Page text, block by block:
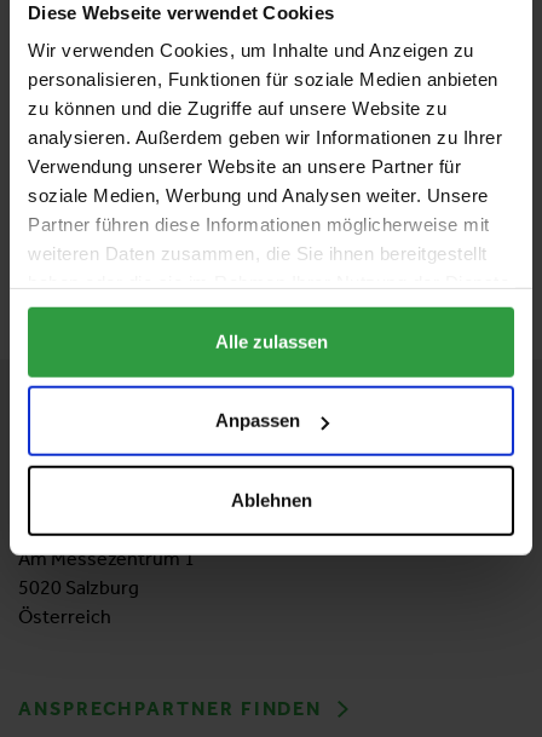
Diese Webseite verwendet Cookies
Wir verwenden Cookies, um Inhalte und Anzeigen zu
personalisieren, Funktionen für soziale Medien anbieten
zu können und die Zugriffe auf unsere Website zu
analysieren. Außerdem geben wir Informationen zu Ihrer
Verwendung unserer Website an unsere Partner für
soziale Medien, Werbung und Analysen weiter. Unsere
Partner führen diese Informationen möglicherweise mit
weiteren Daten zusammen, die Sie ihnen bereitgestellt
gesammelt haben.
Alle zulassen
Anpassen
Ablehnen
Bestes Wasser für perfekte Zubereitungsergebnisse
Messezentrum Salzburg GmbH
bauen-wohnen@mzs.at
Am Messezentrum 1
5020 Salzburg
Österreich
ANSPRECHPARTNER FINDEN